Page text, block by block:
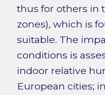
thus for others in
zones), which is
suitable. The
conditions is
indoor relative
European cities;